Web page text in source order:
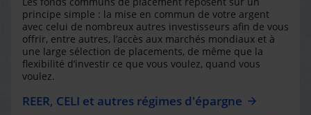
principe simple : la mise en commun de votre argent
avec celui de nombreux autres investisseurs afin de vous
offrir, entre autres, l’accès aux marchés mondiaux et à
une large sélection de placements, de même que la
flexibilité d’investir ce que vous voulez, quand vous
voulez.
REER, CELI et autres régimes d'épargne